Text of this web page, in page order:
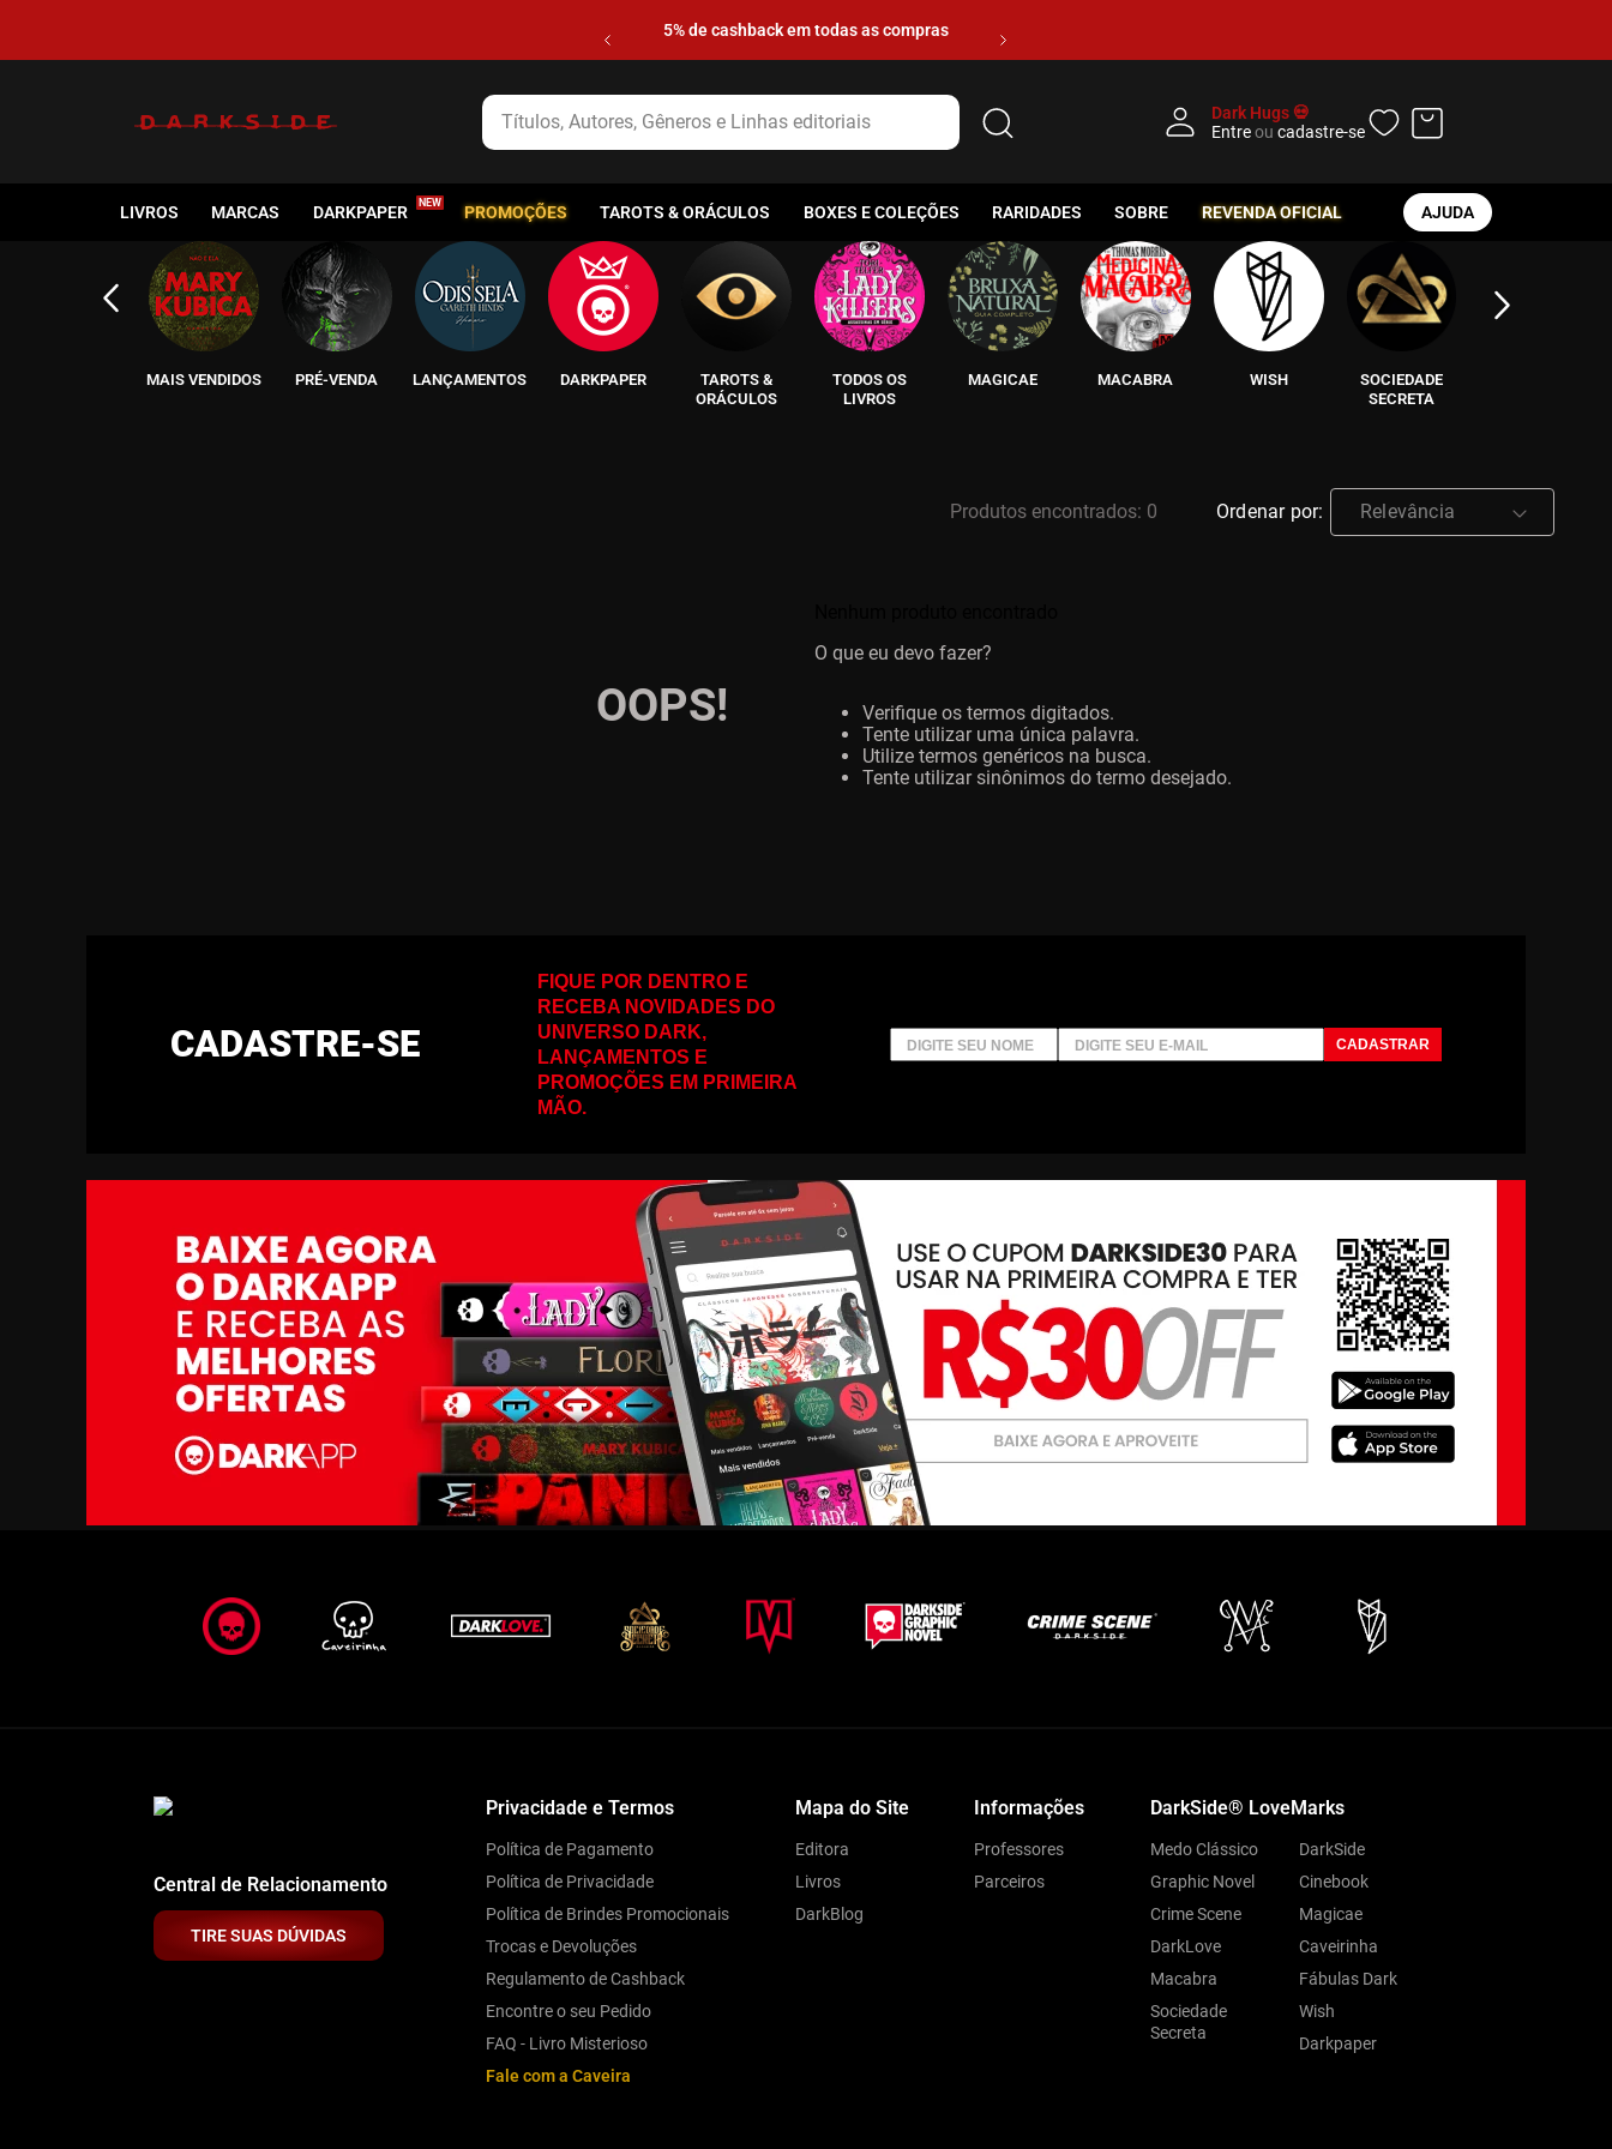
5% de cashback em todas as compras
Títulos, Autores, Gêneros e Linhas editoriais
Dark Hugs 💀
Entreou cadastre-se
LIVROS MARCAS DARKPAPER PROMOÇÕES TAROTS & ORÁCULOS BOXES E COLEÇÕES RARIDADES SOBRE REVENDA OFICIAL AJUDA
MAIS VENDIDOS PRÉ-VENDA LANÇAMENTOS DARKPAPER
TAROTS &
ORÁCULOS
TODOS OS
LIVROS
MAGICAE MACABRA WISH
SOCIEDADE
SECRETA
0 Ordenar por Relevância
OOPS!
O que eu devo fazer?
Verifique os termos digitados.
Tente utilizar uma única palavra.
Utilize termos genéricos na busca.
Tente utilizar sinônimos do termo desejado.
CADASTRE-SE
FIQUE POR DENTRO E
RECEBA NOVIDADES DO
UNIVERSO DARK,
LANÇAMENTOS E
PROMOÇÕES EM PRIMEIRA
MÃO.
CADASTRAR
Central de Relacionamento
TIRE SUAS DÚVIDAS
Privacidade e Termos
Política de Pagamento
Política de Privacidade
Política de Brindes Promocionais
Trocas e Devoluções
Regulamento de Cashback
Encontre o seu Pedido
FAQ - Livro Misterioso
Fale com a Caveira
Mapa do Site
Editora
Livros
DarkBlog
Informações
Professores
Parceiros
DarkSide® LoveMarks
Medo Clássico
Graphic Novel
Crime Scene
DarkLove
Macabra
Sociedade
Secreta
DarkSide
Cinebook
Magicae
Caveirinha
Fábulas Dark
Wish
Darkpaper